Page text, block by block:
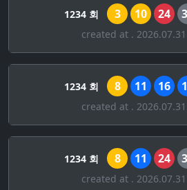
1234 회 3 10 24
created at .
1234 회 8 11 16
created at .
1234 회 8 11 24
created at .